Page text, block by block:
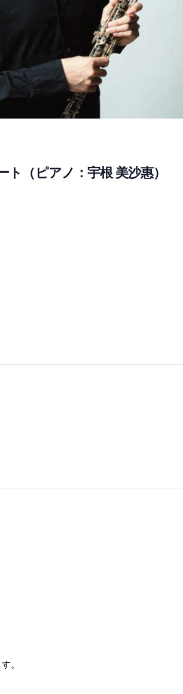
（ピアノ：宇根 美沙惠）
。